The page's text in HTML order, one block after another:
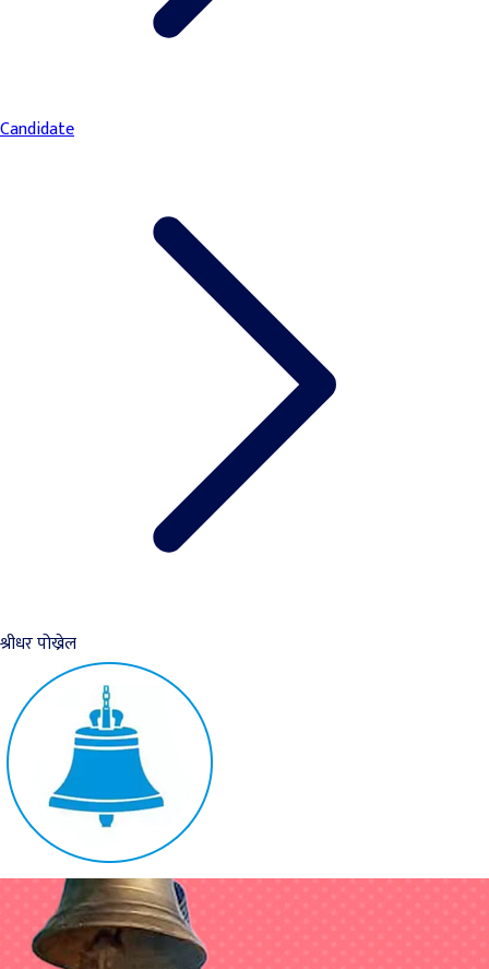
Candidate
श्रीधर पोख्रेल